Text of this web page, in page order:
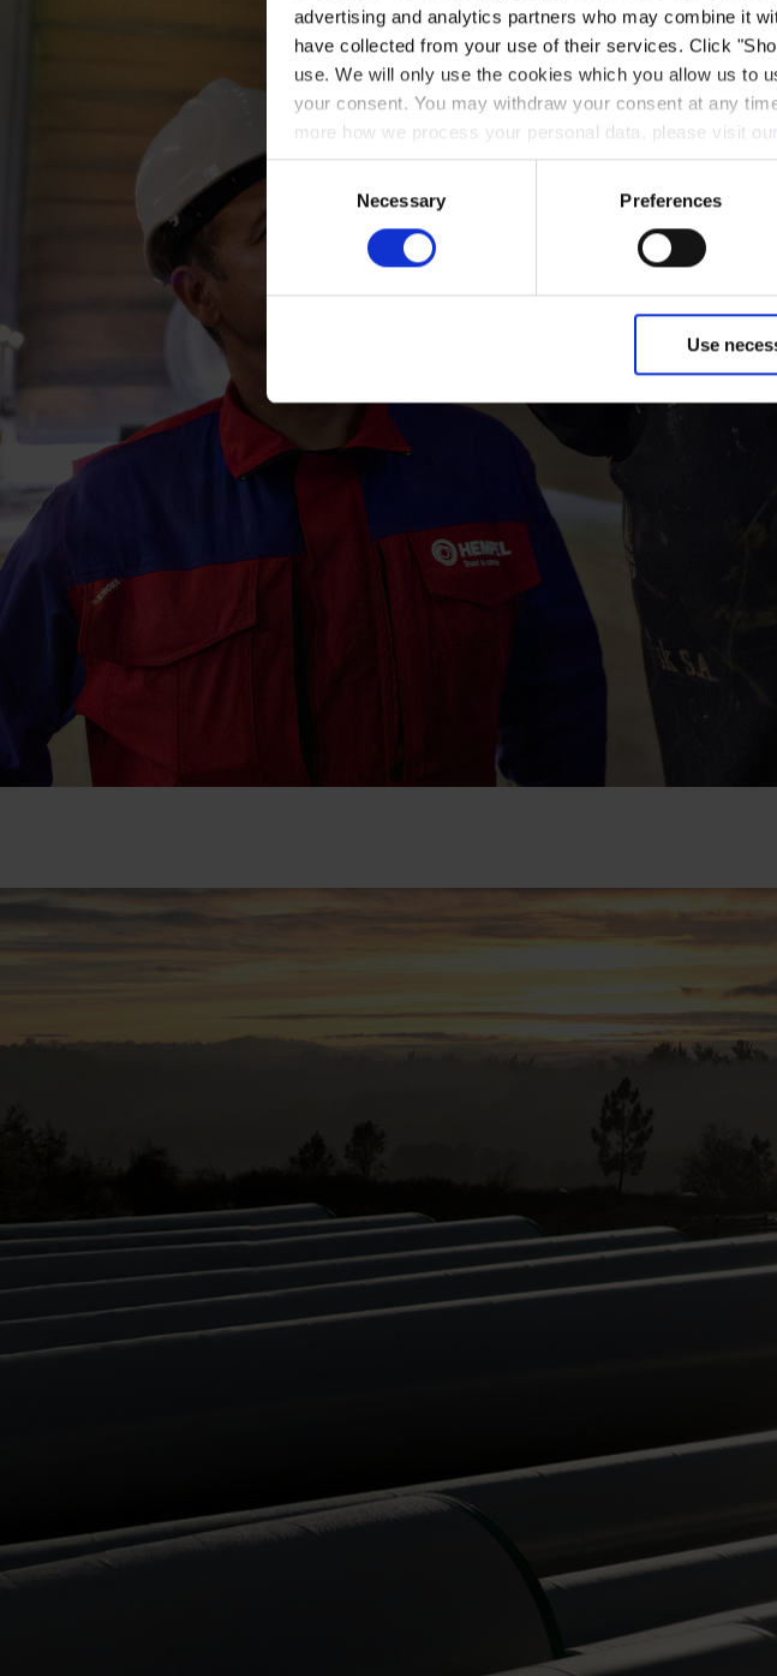
advertising and analytics partners who may combine it
have collected from your use of their services. Click
use. We will only use the cookies which you allow us to
your consent. You may withdraw your consent at any
more how we process your personal data, please visit our
Necessary Preferences
Use